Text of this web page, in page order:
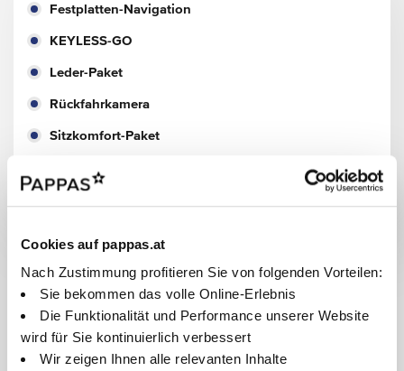
Cookies auf pappas.at
Nach Zustimmung profitieren Sie von folgenden Vorteilen:
Sie bekommen das volle Online-Erlebnis
Die Funktionalität und Performance unserer Website
wird für Sie kontinuierlich verbessert
Wir zeigen Ihnen alle relevanten Inhalte
Festplatten-Navigation
KEYLESS-GO
Leder-Paket
Rückfahrkamera
Sitzkomfort-Paket
ASSISTENZSYSTEME
Rückfahrkamera
Adaptiver Fernlicht-Assistent Plus